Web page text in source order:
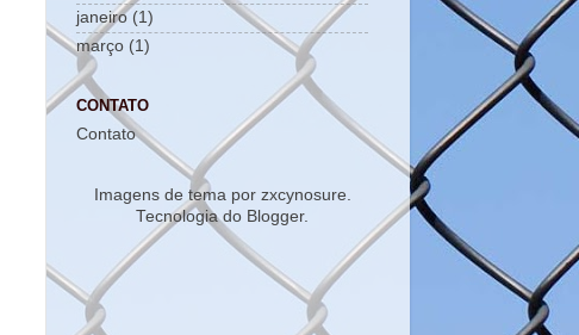
janeiro(1)
março (1)
CONTATO
Contato
Imagens de tema por zxcynosure
Tecnologia do Blogger.